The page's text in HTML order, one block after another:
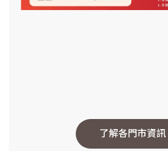
了解各門市資訊